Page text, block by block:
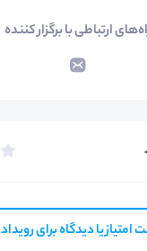
ارتباطی با برگزار کننده
امتیاز یا دیدگاه برای رویداد